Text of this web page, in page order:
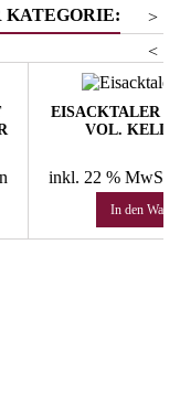
KATEGORIE:
>
<
EISACKTALER
VOL.
inkl. 22 % MwSt.
In den